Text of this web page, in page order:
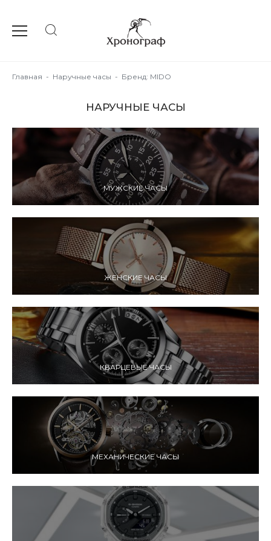
Главная - Наручные часы - Бренд: MIDO
НАРУЧНЫЕ ЧАСЫ
МУЖСКИЕ ЧАСЫ
ЖЕНСКИЕ ЧАСЫ
КВАРЦЕВЫЕ ЧАСЫ
МЕХАНИЧЕСКИЕ ЧАСЫ